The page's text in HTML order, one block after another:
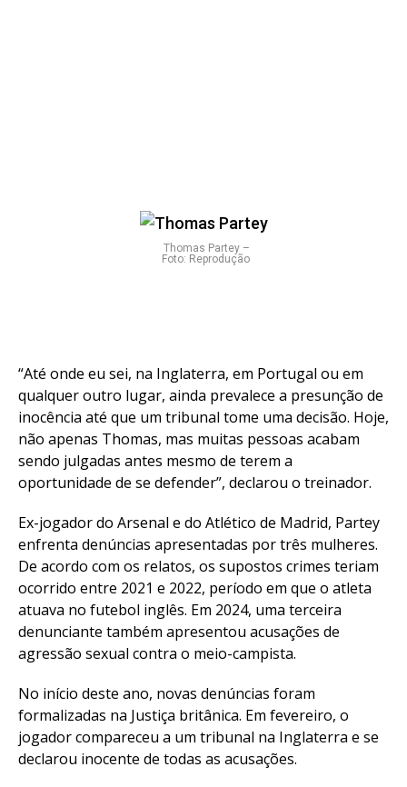
Thomas Partey –
Foto: Reprodução
“Até onde eu sei, na Inglaterra, em Portugal ou em
qualquer outro lugar, ainda prevalece a presunção de
inocência até que um tribunal tome uma decisão. Hoje,
não apenas Thomas, mas muitas pessoas acabam
sendo julgadas antes mesmo de terem a
oportunidade de se defender”, declarou o treinador.
Ex-jogador do Arsenal e do Atlético de Madrid, Partey
enfrenta denúncias apresentadas por três mulheres.
De acordo com os relatos, os supostos crimes teriam
ocorrido entre 2021 e 2022, período em que o atleta
atuava no futebol inglês. Em 2024, uma terceira
denunciante também apresentou acusações de
agressão sexual contra o meio-campista.
No início deste ano, novas denúncias foram
formalizadas na Justiça britânica. Em fevereiro, o
jogador compareceu a um tribunal na Inglaterra e se
declarou inocente de todas as acusações.